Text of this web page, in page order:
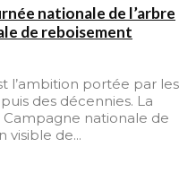
nationale de l’arbre
de reboisement
l’ambition portée par les
des décennies. La
nationale de
visible de...